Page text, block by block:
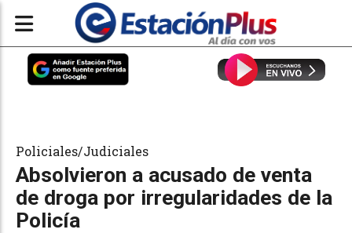
Absolvieron a acusado de venta
de droga por irregularidades de la
Policía
Policiales/Judiciales